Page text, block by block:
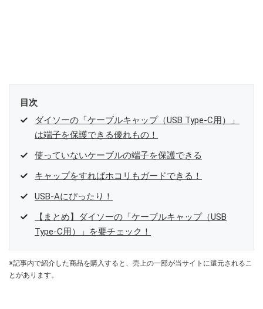
目次
ダイソーの「ケーブルキャップ（USB Type-C用）」
は端子を保護できる優れもの！
使っていないケーブルの端子を保護できる
キャップをすればホコリもガードできる！
USB-Aにぴったり！
【まとめ】ダイソーの「ケーブルキャップ（USB
Type-C用）」を要チェック！
※記事内で紹介した商品を購入すると、売上の一部が当サイトに還元されるこ
とがあります。